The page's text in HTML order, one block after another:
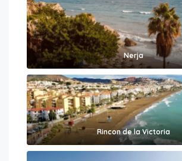
Nerja
Rincon de la Victoria